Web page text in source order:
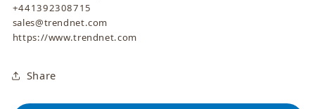
+441392308715
sales@trendnet.com
https://www.trendnet.com
Share